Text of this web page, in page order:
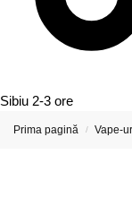
Sibiu 2-3 ore
Prima pagină / Vape-